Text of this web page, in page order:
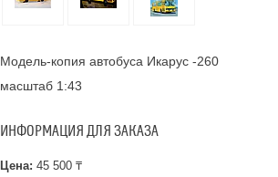
Модель-копия автобуса Икарус -260
масштаб 1:43
ИНФОРМАЦИЯ ДЛЯ ЗАКАЗА
Цена: 45 500 ₸